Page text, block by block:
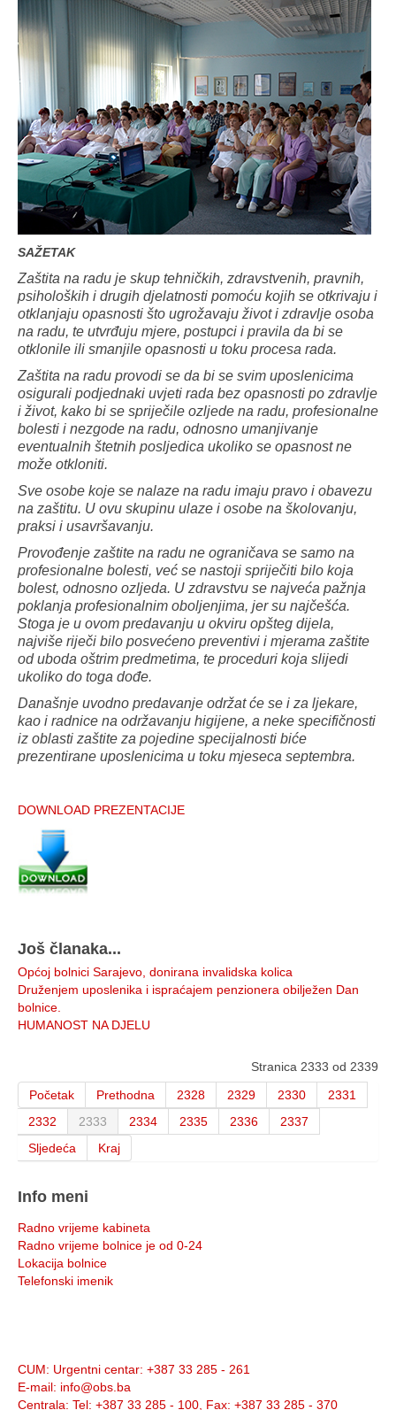
SAŽETAK
Zaštita na radu je skup tehničkih, zdravstvenih, pravnih,
psiholoških i drugih djelatnosti pomoću kojih se otkrivaju i
otklanjaju opasnosti što ugrožavaju život i zdravlje osoba
na radu, te utvrđuju mjere, postupci i pravila da bi se
otklonile ili smanjile opasnosti u toku procesa rada.
Zaštita na radu provodi se da bi se svim uposlenicima
osigurali podjednaki uvjeti rada bez opasnosti po zdravlje
i život, kako bi se spriječile ozljede na radu, profesionalne
bolesti i nezgode na radu, odnosno umanjivanje
eventualnih štetnih posljedica ukoliko se opasnost ne
može otkloniti.
Sve osobe koje se nalaze na radu imaju pravo i obavezu
na zaštitu. U ovu skupinu ulaze i osobe na školovanju,
praksi i usavršavanju.
Provođenje zaštite na radu ne ograničava se samo na
profesionalne bolesti, već se nastoji spriječiti bilo koja
bolest, odnosno ozljeda. U zdravstvu se najveća pažnja
poklanja profesionalnim oboljenjima, jer su najčešća.
Stoga je u ovom predavanju u okviru opšteg dijela,
najviše riječi bilo posvećeno preventivi i mjerama zaštite
od uboda oštrim predmetima, te proceduri koja slijedi
ukoliko do toga dođe.
Današnje uvodno predavanje održat će se i za ljekare,
kao i radnice na održavanju higijene, a neke specifičnosti
iz oblasti zaštite za pojedine specijalnosti biće
prezentirane uposlenicima u toku mjeseca septembra.
DOWNLOAD PREZENTACIJE
Još članaka...
Općoj bolnici Sarajevo, donirana invalidska kolica
Druženjem uposlenika i ispraćajem penzionera obilježen Dan
bolnice.
HUMANOST NA DJELU
Stranica 2333 od 2339
Početak
Prethodna 2328 2329 2330
2331
2332
2333 2334 2335 2336
2337
Sljedeća
Kraj
Info meni
Radno vrijeme kabineta
Radno vrijeme bolnice je od 0-24
Lokacija bolnice
Telefonski imenik
CUM: Urgentni centar: +387 33 285 - 261
E-mail: info@obs.ba
Centrala: Tel: +387 33 285 - 100, Fax: +387 33 285 - 370